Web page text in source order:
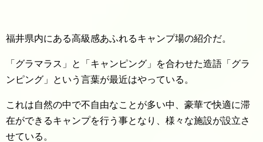
福井県内にある高級感あふれるキャンプ場の紹介だ。
「グラマラス」と「キャンピング」を合わせた造語「グラ
ンピング」という言葉が最近はやっている。
これは自然の中で不自由なことが多い中、豪華で快適に滞
在ができるキャンプを行う事となり、様々な施設が設立さ
せている。